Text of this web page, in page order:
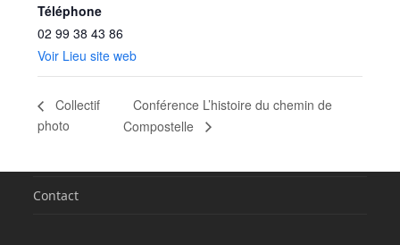
Téléphone
02 99 38 43 86
Voir Lieu site web
Collectif
photo
Conférence L’histoire du chemin de
Compostelle
Contact